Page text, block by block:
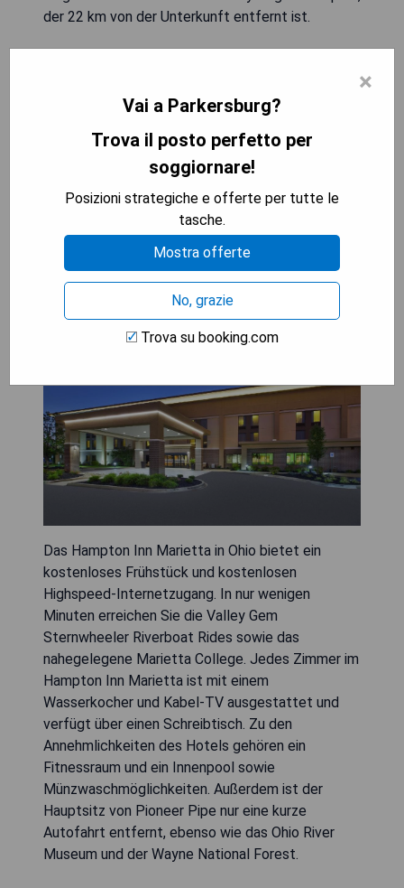
der 22 km von der Unterkunft entfernt ist.
- Sonnenterrasse für Entspannung
- Nahegelegener Flughafen (22 km)
MOSTRA I PREZZI
Hampton Inn Marietta
Das Hampton Inn Marietta in Ohio bietet ein
kostenloses Frühstück und kostenlosen
Highspeed-Internetzugang. In nur wenigen
Minuten erreichen Sie die Valley Gem
Sternwheeler Riverboat Rides sowie das
nahegelegene Marietta College. Jedes Zimmer im
Hampton Inn Marietta ist mit einem
Wasserkocher und Kabel-TV ausgestattet und
verfügt über einen Schreibtisch. Zu den
Annehmlichkeiten des Hotels gehören ein
Fitnessraum und ein Innenpool sowie
Münzwaschmöglichkeiten. Außerdem ist der
Hauptsitz von Pioneer Pipe nur eine kurze
Autofahrt entfernt, ebenso wie das Ohio River
Museum und der Wayne National Forest.
×
Vai a Parkersburg?
Trova il posto perfetto per
soggiornare!
Posizioni strategiche e offerte per tutte le
tasche.
Mostra offerte
No, grazie
Trova su booking.com